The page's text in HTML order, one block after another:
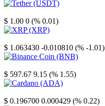
$ 1.00 0 (% 0.01)
$ 1.063430 -0.010810 (% -1.01)
$ 597.67 9.15 (% 1.55)
$ 0.196700 0.000429 (% 0.22)